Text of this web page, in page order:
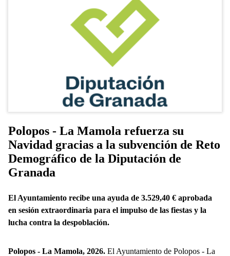
Polopos - La Mamola refuerza su
Navidad gracias a la subvención de Reto
Demográfico de la Diputación de
Granada
El Ayuntamiento recibe una ayuda de 3.529,40 € aprobada
en sesión extraordinaria para el impulso de las fiestas y la
lucha contra la despoblación.
Polopos - La Mamola, 2026. El Ayuntamiento de Polopos - La